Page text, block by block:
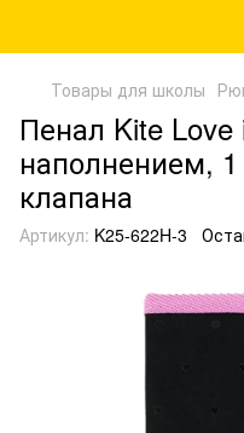
Товары для школы
Пенал Kite Love
наполнением,
клапана
Артикул: K25-622H-3